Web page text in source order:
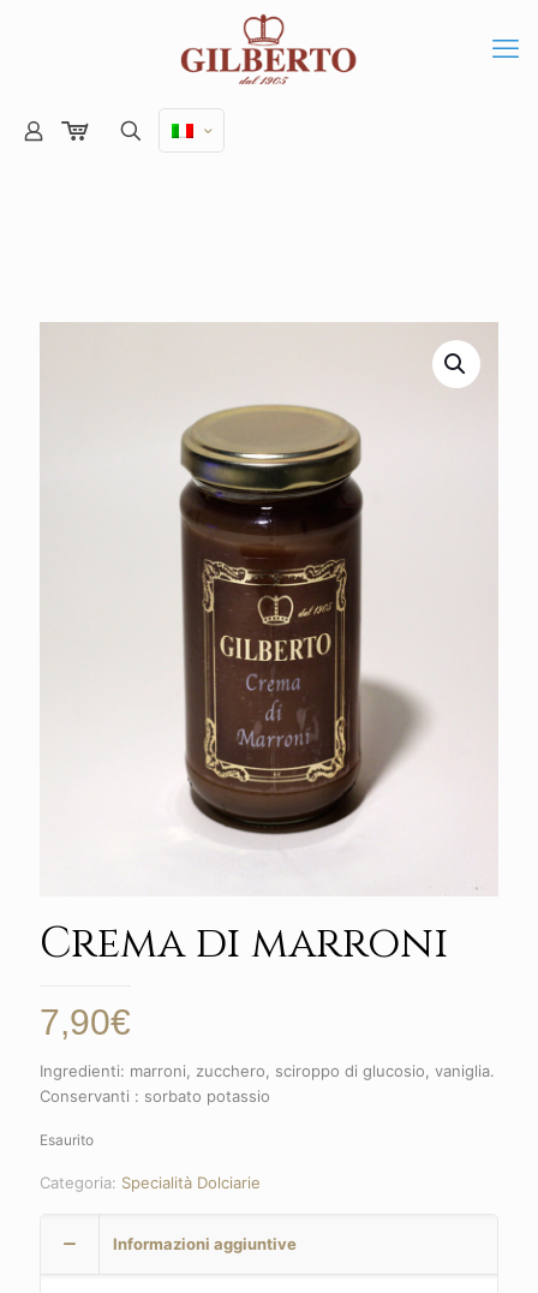
Crema di marroni
7,90€
Ingredienti: marroni, zucchero, sciroppo di glucosio, vaniglia.
Conservanti : sorbato potassio
Esaurito
Categoria: Specialità Dolciarie
Informazioni aggiuntive